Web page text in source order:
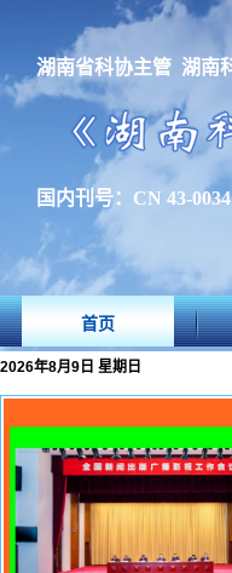
湖南省科协主管 湖南
国内刊号：CN 43-
首页
2026年8月9日 星期日